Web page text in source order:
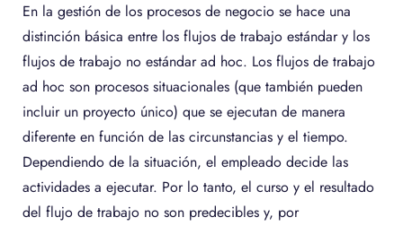
En la gestión de los procesos de negocio se hace una
distinción básica entre los flujos de trabajo estándar y los
flujos de trabajo no estándar ad hoc. Los flujos de trabajo
ad hoc son procesos situacionales (que también pueden
incluir un proyecto único) que se ejecutan de manera
diferente en función de las circunstancias y el tiempo.
Dependiendo de la situación, el empleado decide las
actividades a ejecutar. Por lo tanto, el curso y el resultado
del flujo de trabajo no son predecibles y, por